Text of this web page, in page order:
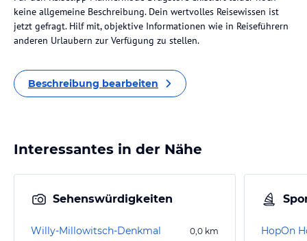
keine allgemeine Beschreibung. Dein wertvolles Reisewissen ist
jetzt gefragt. Hilf mit, objektive Informationen wie in Reiseführern
anderen Urlaubern zur Verfügung zu stellen.
Beschreibung bearbeiten
Interessantes in der Nähe
Sehenswürdigkeiten
Willy-Millowitsch-Denkmal 0,0 km HopOn